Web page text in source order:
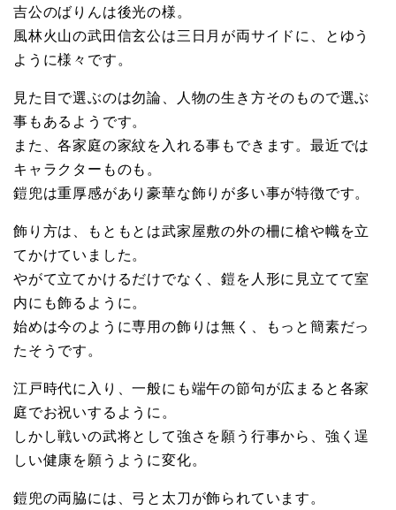
吉公のばりんは後光の様。
風林火山の武田信玄公は三日月が両サイドに、とゆう
ように様々です。
見た目で選ぶのは勿論、人物の生き方そのもので選ぶ
事もあるようです。
また、各家庭の家紋を入れる事もできます。最近では
キャラクターものも。
鎧兜は重厚感があり豪華な飾りが多い事が特徴です。
飾り方は、もともとは武家屋敷の外の柵に槍や幟を立
てかけていました。
やがて立てかけるだけでなく、鎧を人形に見立てて室
内にも飾るように。
始めは今のように専用の飾りは無く、もっと簡素だっ
たそうです。
江戸時代に入り、一般にも端午の節句が広まると各家
庭でお祝いするように。
しかし戦いの武将として強さを願う行事から、強く逞
しい健康を願うように変化。
鎧兜の両脇には、弓と太刀が飾られています。